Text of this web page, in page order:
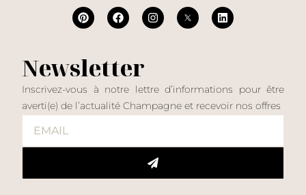
Newsletter
Inscrivez-vous à notre lettre d’informations pour être
averti(e) de l’actualité Champagne et recevoir nos offres